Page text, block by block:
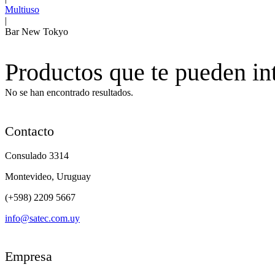
Multiuso
|
Bar New Tokyo
Productos que te pueden
No se han encontrado resultados.
Contacto
Consulado 3314
Montevideo, Uruguay
(+598) 2209 5667
info@satec.com.uy
Empresa